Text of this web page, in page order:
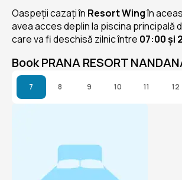
Oaspeții cazați în Resort Wingîn
avea acces deplin la piscina principală
care va fi deschisă zilnic între 07:00 și
Book PRANA RESORT
7 8 9 10 11 12